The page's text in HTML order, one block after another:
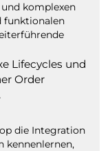
komplexen
funktionalen
Lifecycles und
Order
die Integration
kennenlernen,